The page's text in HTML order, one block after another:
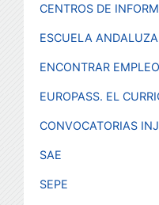
CENTROS DE
ESCUELA
ENCONTRAR
EUROPASS. EL
CONVOCATORIAS
SAE
SEPE